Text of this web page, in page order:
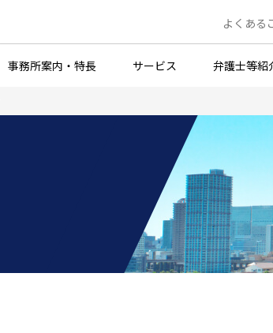
よくある
事務所案内・特長 サービス 弁護士等紹